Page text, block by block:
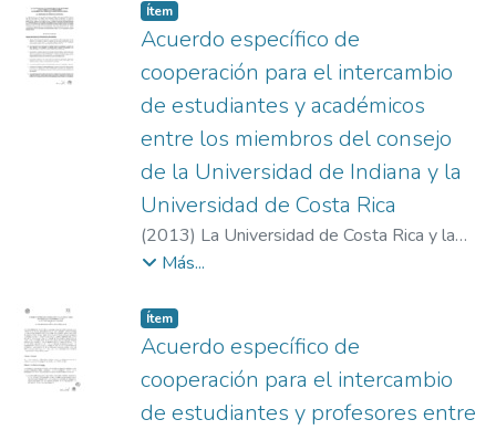
Item type:
Ítem,
Acuerdo específico de
cooperación para el intercambio
de estudiantes y académicos
entre los miembros del consejo
de la Universidad de Indiana y la
Universidad de Costa Rica
(2013) La Universidad de Costa Rica y la
Universidad de Indiana
Más...
Item type:
Ítem,
Acuerdo específico de
cooperación para el intercambio
de estudiantes y profesores entre